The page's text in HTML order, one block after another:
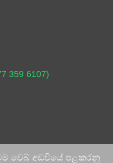
359 6107)
වෙබ් අඩවියේ පළකරනු